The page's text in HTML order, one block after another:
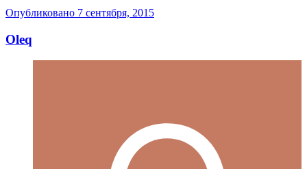
Опубликовано 7 сентября, 2015
Oleq